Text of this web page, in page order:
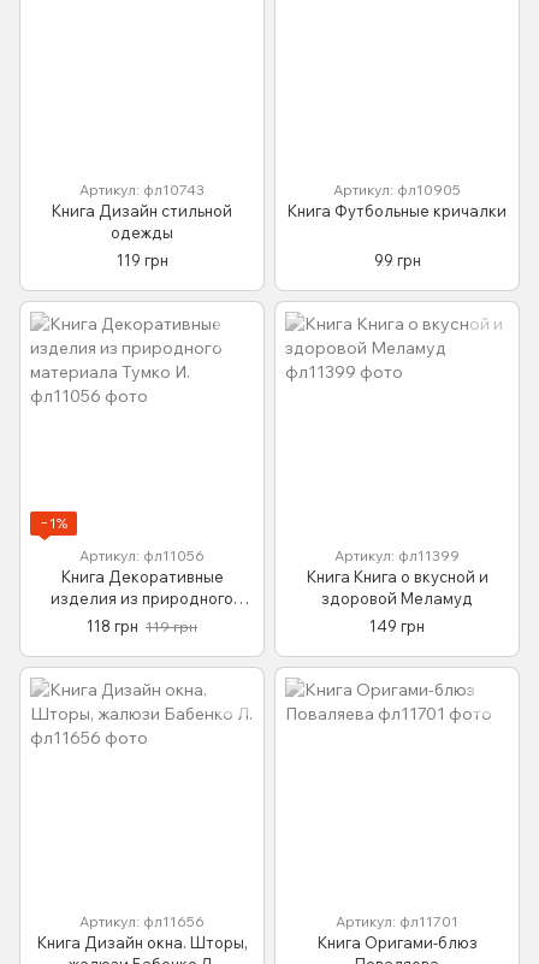
Артикул: фл10743
Книга Дизайн стильной
одежды
119 грн
Артикул: фл10905
Книга Футбольные кричалки
99 грн
−1%
Артикул: фл11056
Книга Декоративные
изделия из природного
материала Тумко И.
118 грн 119 грн
Артикул: фл11399
Книга Книга о вкусной и
здоровой Меламуд
149 грн
Артикул: фл11656
Книга Дизайн окна. Шторы,
Артикул: фл11701
Книга Оригами-блюз